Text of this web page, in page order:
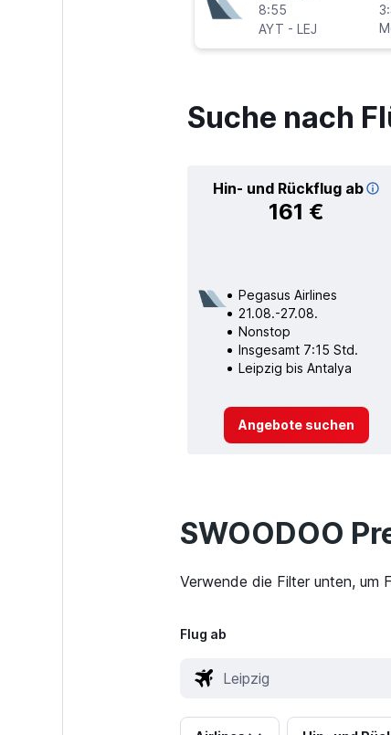
8:55
AYT - LEJ
Suche nach
Hin- und Rückflug ab
161 €
Pegasus Airlines
21.08.-27.08.
Nonstop
Insgesamt 7:15 Std.
Leipzig bis Antalya
Angebote suchen
SWOODOO
Verwende die Filter unten, um
Flug ab